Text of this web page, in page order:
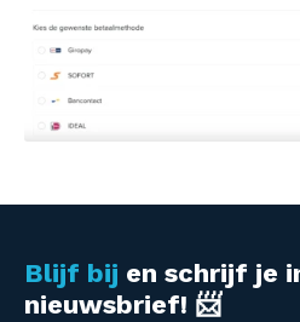
Blijf bij en schrijf je
nieuwsbrief! 📨